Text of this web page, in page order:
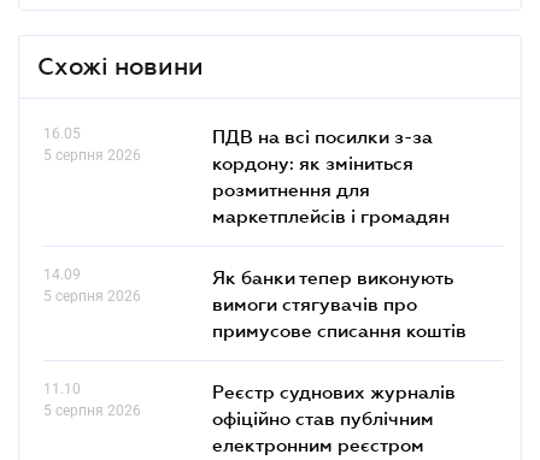
Схожі новини
16.05
5 серпня 2026
ПДВ на всі посилки з-за
кордону: як зміниться
розмитнення для
маркетплейсів і громадян
14.09
5 серпня 2026
Як банки тепер виконують
вимоги стягувачів про
примусове списання коштів
11.10
5 серпня 2026
Реєстр суднових журналів
офіційно став публічним
електронним реєстром